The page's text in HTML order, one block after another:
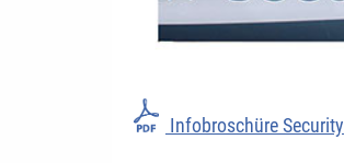
Infobroschüre Security